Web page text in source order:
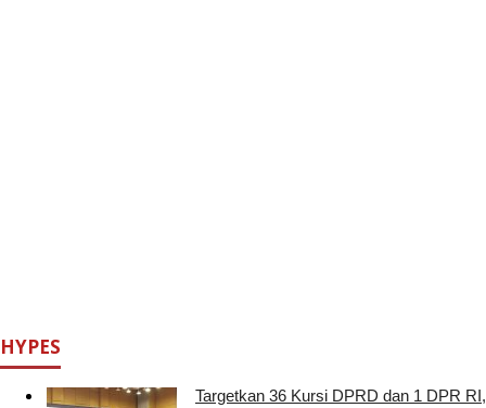
HYPES
Targetkan 36 Kursi DPRD dan 1 DPR RI,